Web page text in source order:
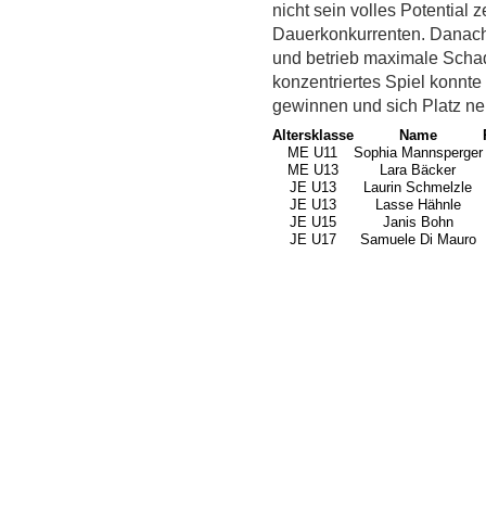
nicht sein volles Potential
Dauerkonkurrenten.
und betrieb maximale
konzentriertes Spiel
gewinnen und sich Platz
Altersklasse Name
ME U11
Sophia Mannsperger
ME U13
Lara Bäcker
JE U13
Laurin Schmelzle
JE U13
Lasse Hähnle
JE U15
Janis Bohn
JE U17
Samuele Di Mauro